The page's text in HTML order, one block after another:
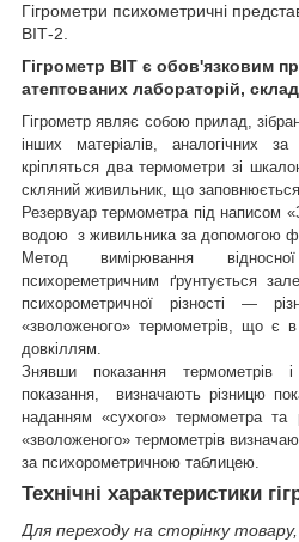
Гігрометри психометричні
ВІТ-2.
Гігрометр ВІТ є обов'язковим
атептованих лабораторій,
Гігрометр являє собою прилад,
інших матеріалів, аналогічних
кріпляться два термометри зі
скляний живильник, що
Резервуар термометра під написом
водою з живильника за допомогою
Метод вимірювання
психореметричним ґрунтується
психорометричної різності —
«зволоженого» термометрів, що є в
довкіллям.
Знявши показання термометрів
показання, визначають різницю
наданням «сухого» термометра та
«зволоженого» термометрів
за психорометричною таблицею.
Технічні характеристики
Для переходу на сторінку